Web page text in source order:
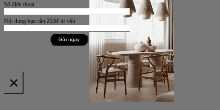
Số điện thoại
Nội dung bạn cần ZEM tư vấn
×